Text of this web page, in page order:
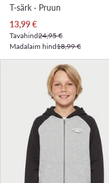
T-särk · Pruun
Praegune hind
13,99€
Tavahind24,95 €
Madalaim hind18,99 €